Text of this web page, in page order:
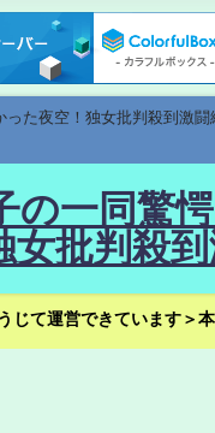
た夜空！独女批判殺到激
一同驚
女批判殺
て運営できています＞